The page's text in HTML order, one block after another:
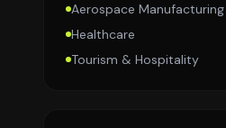
Aerospace Manufacturing
Healthcare
Tourism & Hospitality